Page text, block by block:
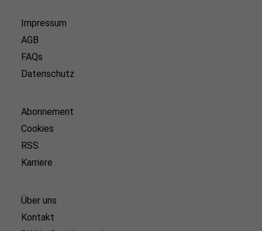
Impressum
AGB
FAQs
Datenschutz
Abonnement
Cookies
RSS
Karriere
Über uns
Kontakt